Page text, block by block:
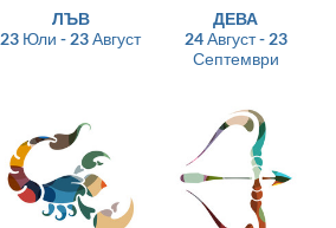
ЛЪВ
23 Юли - 23 Август
ДЕВА
24 Август - 23
Септември